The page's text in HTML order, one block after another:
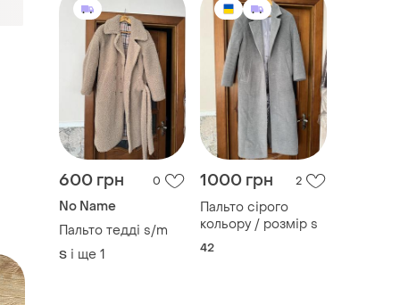
600 грн 0
No Name
Пальто тедді s/m
S і ще 1
1000 грн 2
Пальто сірого
кольору / розмір s
42